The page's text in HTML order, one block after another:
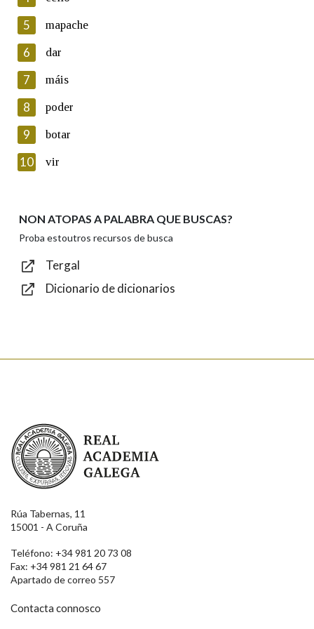
Lin e acepto as condicións da política de
Introduce o código que aparece na imaxe:
Texto de verificación
Enviar
5 mapache
6 dar
7 máis
8 poder
9 botar
10 vir
NON ATOPAS A PALABRA QUE BUSCAS?
Proba estoutros recursos de busca
Tergal
Dicionario de dicionarios
Real Academia Galega
Rúa Tabernas, 11
15001 - A Coruña
Teléfono: +34 981 20 73 08
Fax: +34 981 21 64 67
Apartado de correo 557
Contacta connosco